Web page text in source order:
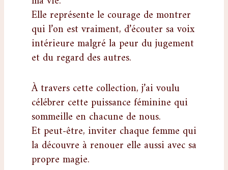
Elle représente le courage de montrer
qui l’on est vraiment, d’écouter sa voix
intérieure malgré la peur du jugement
et du regard des autres.
À travers cette collection, j’ai voulu
célébrer cette puissance féminine qui
sommeille en chacune de nous.
Et peut-être, inviter chaque femme qui
la découvre à renouer elle aussi avec sa
propre magie.